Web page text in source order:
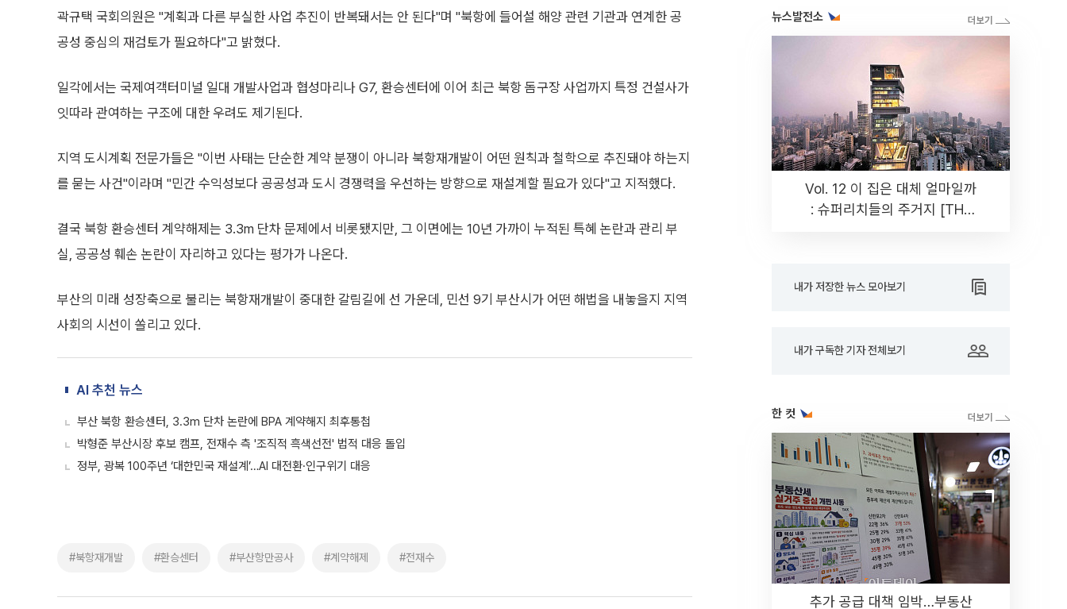
곽규택 국회의원은 "계획과 다른 부실한 사업 추진이 반복돼서는 안 된다"며 "북항에 들어설 해양 관련 기관과 연계한 공
공성 중심의 재검토가 필요하다"고 밝혔다.
일각에서는 국제여객터미널 일대 개발사업과 협성마리나 G7, 환승센터에 이어 최근 북항 돔구장 사업까지 특정 건설사가
잇따라 관여하는 구조에 대한 우려도 제기된다.
지역 도시계획 전문가들은 "이번 사태는 단순한 계약 분쟁이 아니라 북항재개발이 어떤 원칙과 철학으로 추진돼야 하는지
를 묻는 사건"이라며 "민간 수익성보다 공공성과 도시 경쟁력을 우선하는 방향으로 재설계할 필요가 있다"고 지적했다.
결국 북항 환승센터 계약해제는 3.3m 단차 문제에서 비롯됐지만, 그 이면에는 10년 가까이 누적된 특혜 논란과 관리 부
실, 공공성 훼손 논란이 자리하고 있다는 평가가 나온다.
부산의 미래 성장축으로 불리는 북항재개발이 중대한 갈림길에 선 가운데, 민선 9기 부산시가 어떤 해법을 내놓을지 지역
사회의 시선이 쏠리고 있다.
AI 추천 뉴스
부산 북항 환승센터, 3.3m 단차 논란에 BPA 계약해지 최후통첩
박형준 부산시장 후보 캠프, 전재수 측 '조직적 흑색선전' 법적 대응 돌입
정부, 광복 100주년 ‘대한민국 재설계’…AI 대전환·인구위기 대응
#북항재개발 #환승센터 #부산항만공사 #계약해제 #전재수
뉴스발전소
Vol. 12 이 집은 대체 얼마일까
: 슈퍼리치들의 주거지 [THE
내가 저장한 뉴스 모아보기
내가 구독한 기자 전체보기
한 컷
추가 공급 대책 임박…부동산